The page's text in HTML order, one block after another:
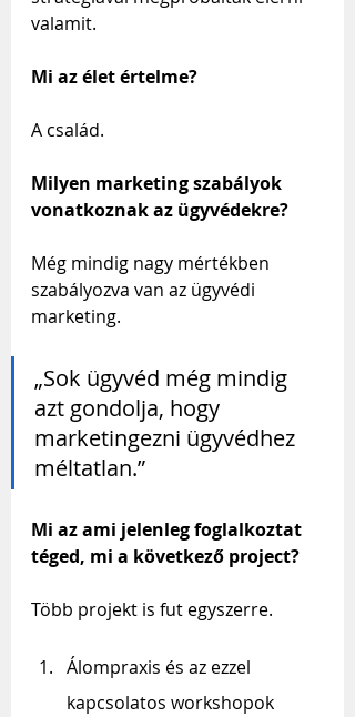
valamit.
Mi az élet értelme?
A család.
Milyen marketing szabályok
vonatkoznak az ügyvédekre?
Még mindig nagy mértékben
szabályozva van az ügyvédi
marketing.
„Sok ügyvéd még mindig
azt gondolja, hogy
marketingezni ügyvédhez
méltatlan.”
Mi az ami jelenleg foglalkoztat
téged, mi a következő project?
Több projekt is fut egyszerre.
Álompraxis és az ezzel
kapcsolatos workshopok